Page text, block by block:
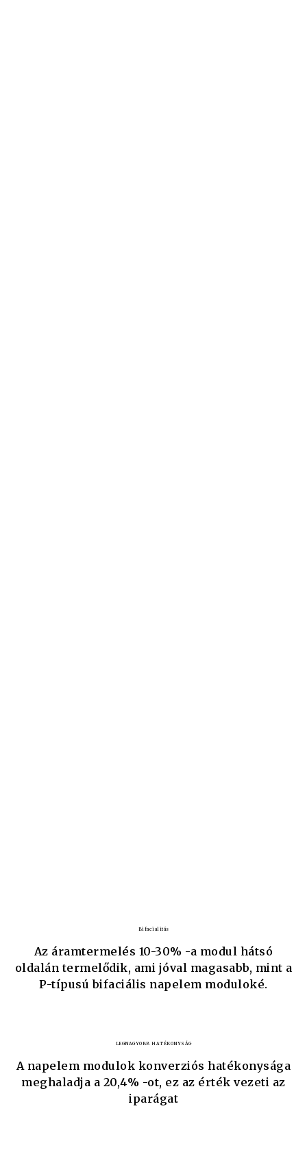
Bifacialitás
Az áramtermelés 10-30% -a modul hátsó
oldalán termelődik, ami jóval magasabb, mint a
P-típusú bifaciális napelem moduloké.
LEGNAGYOBB HATÉKONYSÁG
A napelem modulok konverziós hatékonysága
meghaladja a 20,4% -ot, ez az érték vezeti az
iparágat